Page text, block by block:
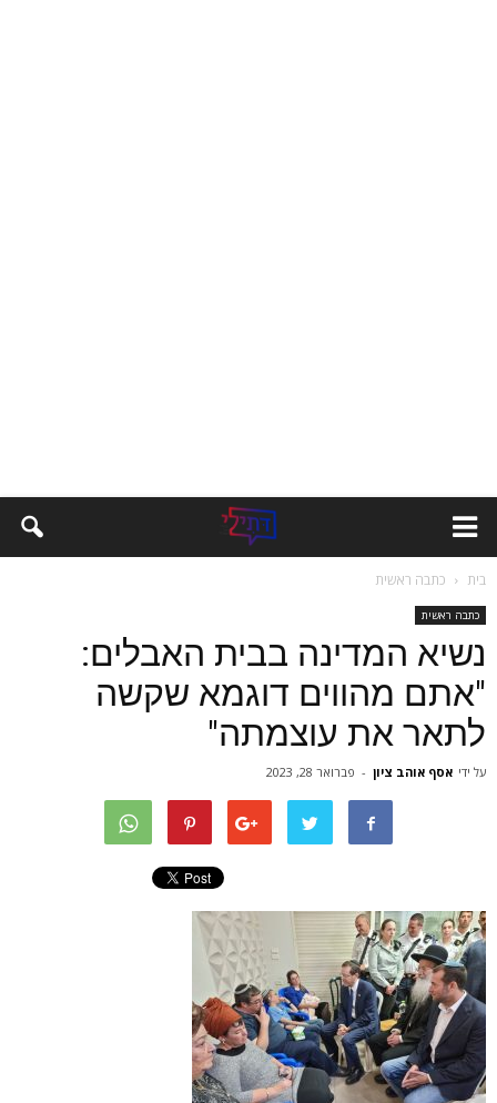
בית כתבה ראשית
כתבה ראשית
נשיא המדינה בבית האבלים:
"אתם מהווים דוגמא שקשה
לתאר את עוצמתה"
על ידי אסף אוהב ציון - פברואר 28, 2023